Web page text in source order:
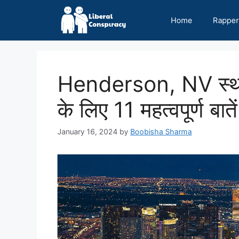
Home
Henderson, NV
के लिए 11 महत्वपूर्ण बातें
January 16, 2024 by Boobisha Sharma